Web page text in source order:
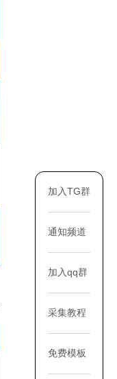
加入TG群
通知频道
加入qq群
采集教程
免费模板